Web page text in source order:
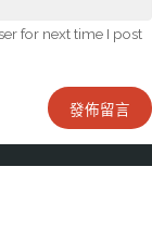
for next time I post